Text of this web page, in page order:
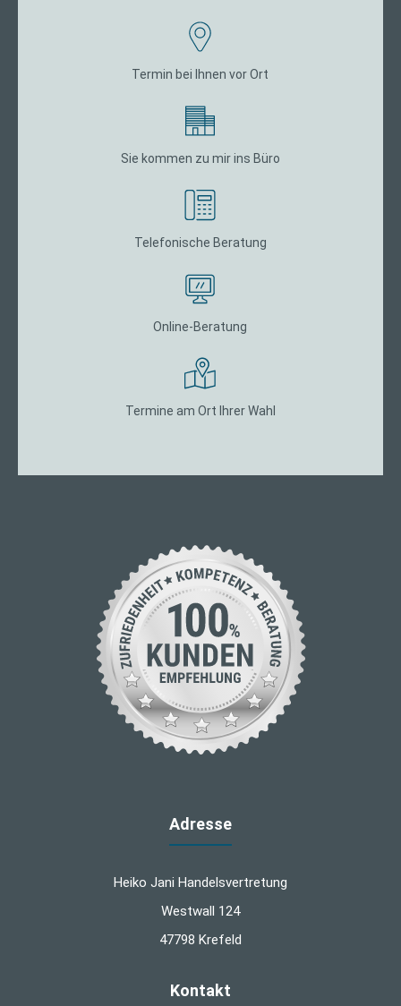
Termin bei Ihnen vor Ort
Sie kommen zu mir ins Büro
Telefonische Beratung
Online-Beratung
Termine am Ort Ihrer Wahl
Adresse
Heiko Jani Handelsvertretung
Westwall 124
47798 Krefeld
Kontakt